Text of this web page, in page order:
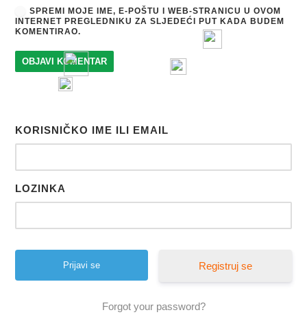
SPREMI MOJE IME, E-POŠTU I WEB-STRANICU U OVOM
INTERNET PREGLEDNIKU ZA SLJEDEĆI PUT KADA BUDEM
KOMENTIRAO.
KORISNIČKO IME ILI EMAIL
LOZINKA
Registruj se
Forgot your password?